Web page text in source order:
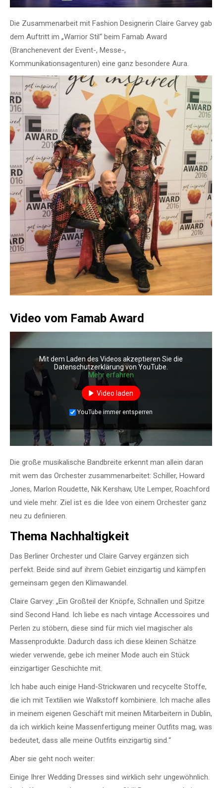
Die Zusammenarbeit mit Fashion Designerin Claire Garvey gab
dem Auftritt im „Warrior Stil“ beim Famab Award
(Branchenevent der Event-, Messe-,
Kommunikationsagenturen) eine ganz besondere Aura.
Video vom Famab Award
Mit dem Laden des Videos akzeptieren Sie die
Datenschutzerklärung von YouTube.
Mehr erfahren
Video laden
YouTube immer entsperren
Die große musikalische Bandbreite erkennt man allein daran
mit wem das Orchester zusammenarbeitet: Schiller, Howard
Jones, Marlon Roudette, Nik Kershaw, Ute Lemper, Roachford
und viele mehr. Ziel ist es die Idee von einem Orchester ganz
neu zu definieren.
Thema Nachhaltigkeit
Das Berliner Orchester und Claire Garvey ergänzen sich
perfekt. Beide sind auf ihrem Gebiet einzigartig und kämpfen
gemeinsam gegen den Klimawandel.
Claire Garvey: „Ein Großteil der Knöpfe, Schnallen und Spitze
sind Second Hand. Ich liebe es nach vintage Accessoires und
Perlen zu stöbern, diese sind für mich viel magischer als
Massenprodukte. Dadurch dass ich diese kleinen Schätze
wieder verwende, gebe ich meiner Mode auch ein Stück
einzigartiger Geschichte mit.
Ich habe auch einige Hand-Strickwaren und recycelte Stoffe,
die ich mit Textilien wie Walkstoff kombiniere. Ich mache alles
in meinem eigenen Geschäft mit meinen Mitarbeitern in Dublin,
da ich wirklich keine Massenfertigung meiner Outfits mag, was
bedeutet, dass alle meine Outfits einzigartig sind.“
Aber sie geht noch weiter:
Einige Ihrer Wedding Dresses sind wirklich sehr ungewöhnlich.